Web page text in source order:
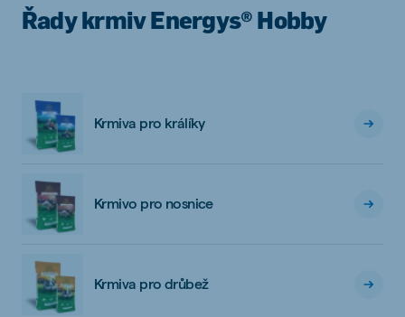
Řady krmiv Energys® Hobby
Krmiva pro králíky
Krmivo pro nosnice
Krmiva pro drůbež